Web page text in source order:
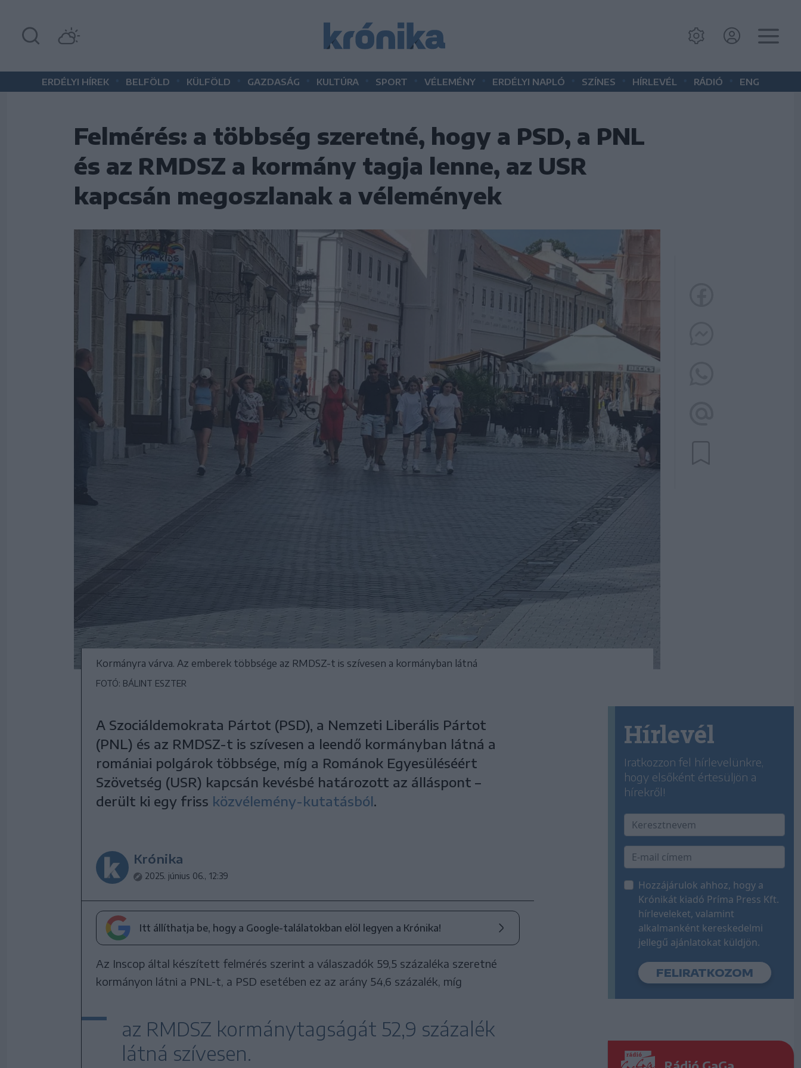
ERDÉLYI HÍREK BELFÖLD KÜLFÖLD GAZDASÁG KULTÚRA SPORT VÉLEMÉNY ERDÉLYI NAPLÓ SZÍNES HÍRLEVÉL RÁDIÓ ENG
Felmérés: a többség szeretné, hogy a PSD, a PNL
és az RMDSZ a kormány tagja lenne, az USR
kapcsán megoszlanak a vélemények
Kormányra várva. Az emberek többsége az RMDSZ-t is szívesen a kormányban látná
FOTÓ: BÁLINT ESZTER
A Szociáldemokrata Pártot (PSD), a Nemzeti Liberális Pártot
(PNL) és az RMDSZ-t is szívesen a leendő kormányban látná a
romániai polgárok többsége, míg a Románok Egyesüléséért
Szövetség (USR) kapcsán kevésbé határozott az álláspont –
derült ki egy friss közvélemény-kutatásból.
Krónika
2025. június 06., 12:39
Itt állíthatja be, hogy a Google-találatokban elöl legyen a Krónika!
Az Inscop által készített felmérés szerint a válaszadók 59,5 százaléka szeretné
kormányon látni a PNL-t, a PSD esetében ez az arány 54,6 százalék, míg
az RMDSZ kormánytagságát 52,9 százalék
látná szívesen.
Hírlevél
Iratkozzon fel hírlevelünkre,
hogy elsőként értesüljön a
hírekről!
Hozzájárulok ahhoz, hogy a
Krónikát kiadó Príma Press Kft.
hírleveleket, valamint
alkalmanként kereskedelmi
jellegű ajánlatokat küldjön.